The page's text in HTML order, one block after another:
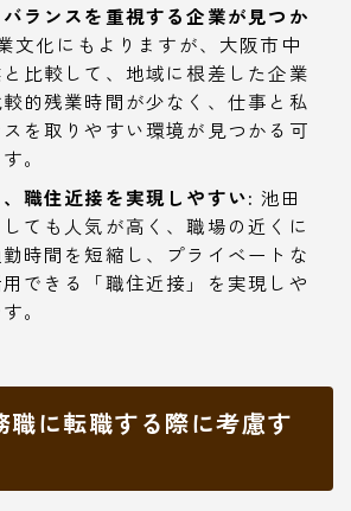
ランスを重視する企業が見つか
文化にもよりますが、大阪市中
比較して、地域に根差した企業
的残業時間が少なく、仕事と私
を取りやすい環境が見つかる可
。
職住近接を実現しやすい: 池田
ても人気が高く、職場の近くに
時間を短縮し、プライベートな
できる「職住近接」を実現しや
。
職に転職する際に考慮す